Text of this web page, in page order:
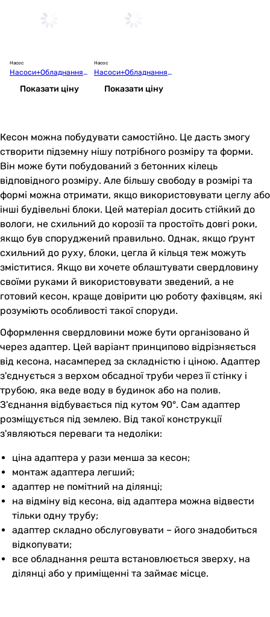
Насос
Насоси+Обладнання
Показати ціну
Насос
Насоси+Обладнання
Показати ціну
Кесон можна побудувати самостійно. Це дасть змогу
створити підземну нішу потрібного розміру та форми.
Він може бути побудований з бетонних кілець
відповідного розміру. Але більшу свободу в розмірі та
формі можна отримати, якщо використовувати цеглу або
інші будівельні блоки. Цей матеріал досить стійкий до
вологи, не схильний до корозії та простоїть довгі роки,
якщо був споруджений правильно. Однак, якщо ґрунт
схильний до руху, блоки, цегла й кільця теж можуть
зміститися. Якщо ви хочете облаштувати свердловину
своїми руками й використовувати зведений, а не
готовий кесон, краще довірити цю роботу фахівцям, які
розуміють особливості такої споруди.
Оформлення свердловини може бути організовано й
через адаптер. Цей варіант принципово відрізняється
від кесона, насамперед за складністю і ціною. Адаптер
з'єднується з верхом обсадної труби через її стінку і
трубою, яка веде воду в будинок або на полив.
З'єднання відбувається під кутом 90°. Сам адаптер
розміщується під землею. Від такої конструкції
з'являються переваги та недоліки:
ціна адаптера у рази менша за кесон;
монтаж адаптера легший;
адаптер не помітний на ділянці;
на відміну від кесона, від адаптера можна відвести
тільки одну трубу;
адаптер складно обслуговувати – його знадобиться
відкопувати;
все обладнання решта встановлюється зверху, на
ділянці або у приміщенні та займає місце.